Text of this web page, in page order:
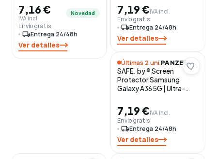
EasyAligner Protector de
pantalla 1 pieza(s)
7,16 €
IVA incl.
Novedad
Envío gratis
local_shippingEntrega 24/48h
Ver detalles
de pantalla 1 pieza(s)
7,19 €IVA incl.
Envío gratis
local_shippingEntrega 24/48h
Ver detalles
Últimas 2 uni. PANZERGLASS
SAFE. by ® Screen
Protector Samsung
Galaxy A36 5G | Ultra-
Protector de pantalla 1
pieza(s)
7,19 €IVA incl.
Envío gratis
local_shippingEntrega 24/48h
Ver detalles